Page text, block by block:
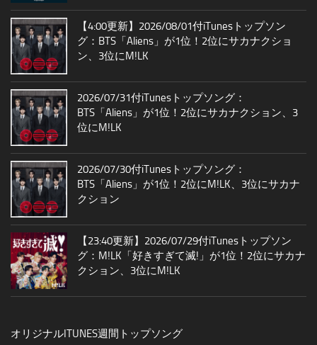
【4:00更新】2026/08/01付iTunesトップソン
グ：BTS「Aliens」が1位！2位にサカナクショ
ン、3位にM!LK
2026/07/31付iTunesトップソング：
BTS「Aliens」が1位！2位にサカナクション、3
位にM!LK
2026/07/30付iTunesトップソング：
BTS「Aliens」が1位！2位にM!LK、3位にサカナ
クション
【23:40更新】2026/07/29付iTunesトップソン
グ：M!LK「好きすぎて滅!」が1位！2位にサカナ
クション、3位にM!LK
オリジナルITUNES週間トップソング